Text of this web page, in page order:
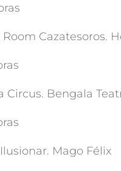
Room Cazatesoros.
Circus. Bengala
Mago Félix